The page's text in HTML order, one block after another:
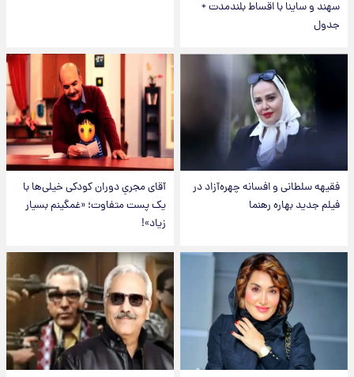
سهند و ساینا با اقساط بلندمدت +
جدول
فقیهه سلطانی و افسانه چهره‌آزاد در
فیلم جدید بهاره رهنما
آقای مجریِ دوران کودکی خیلی‌ها با
یک پست متفاوت؛ «غمگینم بسیار
زیاد»!